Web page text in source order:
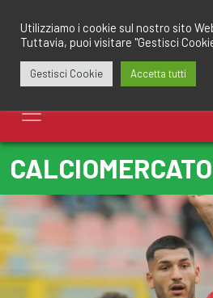
contenuto
CALCIOMERCATO
Utilizziamo i cookie sul nostro sito
Tuttavia, puoi visitare "Gestisci
Gestisci Cookie Accetta tutti